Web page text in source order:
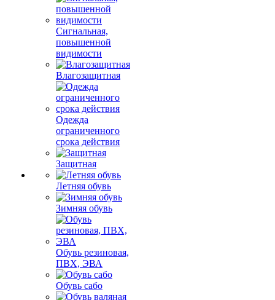
Сигнальная,
повышенной
видимости
Влагозащитная
Одежда
ограниченного
срока действия
Защитная
Летняя обувь
Зимняя обувь
Обувь резиновая,
ПВХ, ЭВА
Обувь сабо